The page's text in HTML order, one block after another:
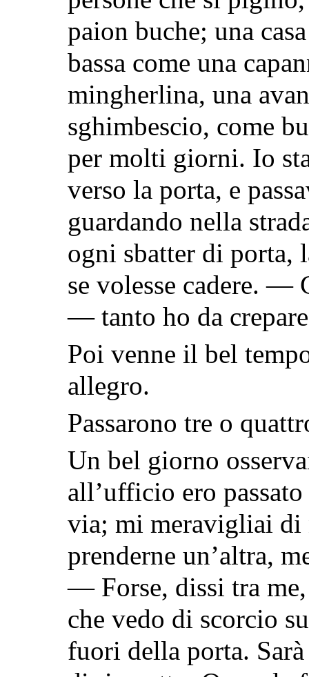
paion buche; una
bassa come una
mingherlina, una
sghimbescio, come
per molti giorni. Io
verso la porta, e
guardando nella
ogni sbatter di porta,
se volesse cadere.
— tanto ho da
Poi venne il bel
allegro.
Passarono tre o
Un bel giorno
all’ufficio ero
via; mi meravigliai di
prenderne un’altra,
— Forse, dissi tra
che vedo di scorcio
fuori della porta. Sarà